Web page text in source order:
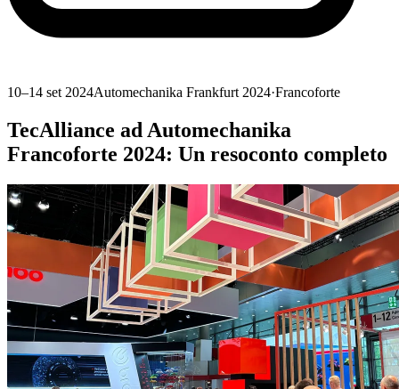
10–14 set 2024Automechanika Frankfurt 2024·Francoforte
TecAlliance ad Automechanika
Francoforte 2024: Un resoconto completo